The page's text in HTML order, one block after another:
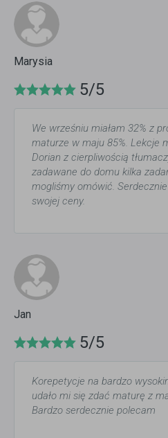
Marysia
5/5
We wrześniu miałam 32% z
maturze w maju 85%. Lekcje
Dorian z cierpliwością
zadawane do domu kilka
mogliśmy omówić.
swojej ceny.
Jan
5/5
Korepetycje na bardzo
udało mi się zdać maturę z
Bardzo serdecznie polecam